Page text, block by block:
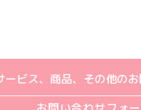
公式アカウント
X公式アカウント
みんInstagram公式アカウント
どりーみんFacebook公式アカウン
めいどりーみんYouTube公式アカ
ービス、商品、その他の